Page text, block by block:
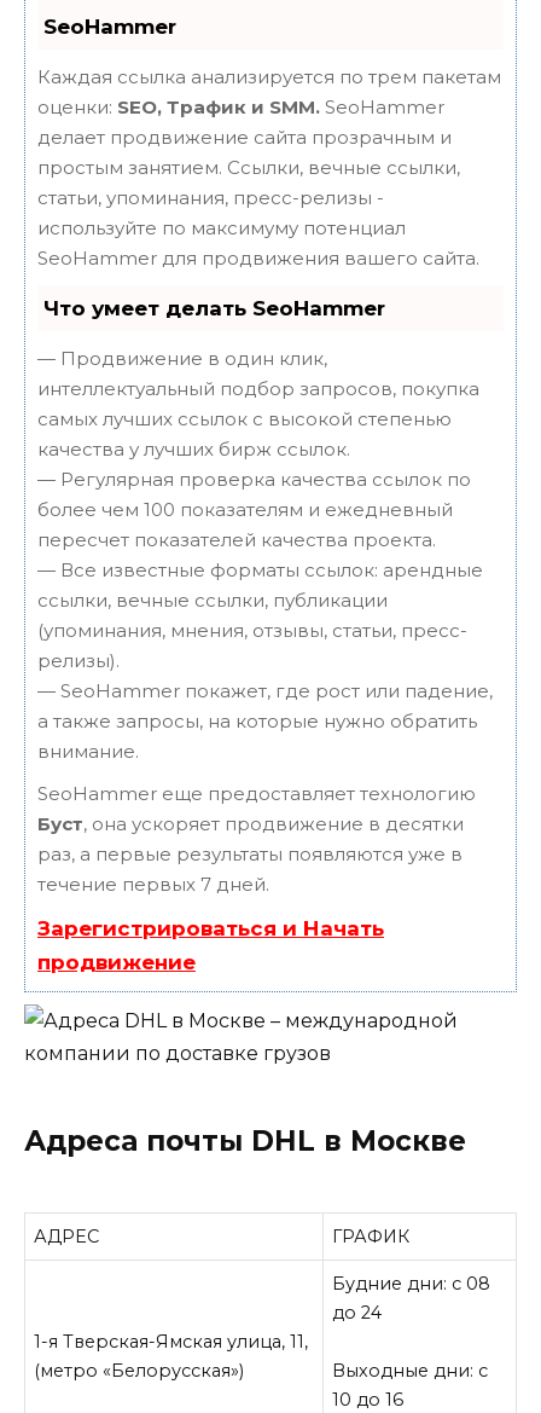
SeoHammer
Каждая ссылка анализируется по трем пакетам
оценки: SEO, Трафик и SMM. SeoHammer
делает продвижение сайта прозрачным и
простым занятием. Ссылки, вечные ссылки,
статьи, упоминания, пресс-релизы -
используйте по максимуму потенциал
SeoHammer для продвижения вашего сайта.
Что умеет делать SeoHammer
— Продвижение в один клик,
интеллектуальный подбор запросов, покупка
самых лучших ссылок с высокой степенью
качества у лучших бирж ссылок.
— Регулярная проверка качества ссылок по
более чем 100 показателям и ежедневный
пересчет показателей качества проекта.
— Все известные форматы ссылок: арендные
ссылки, вечные ссылки, публикации
(упоминания, мнения, отзывы, статьи, пресс-
релизы).
— SeoHammer покажет, где рост или падение,
а также запросы, на которые нужно обратить
внимание.
SeoHammer еще предоставляет технологию
Буст, она ускоряет продвижение в десятки
раз, а первые результаты появляются уже в
течение первых 7 дней.
Зарегистрироваться и Начать
продвижение
Адреса почты DHL в Москве
АДРЕС ГРАФИК
1-я Тверская-Ямская улица, 11,
(метро «Белорусская»)
Будние дни: с 08
до 24
Выходные дни: с
10 до 16